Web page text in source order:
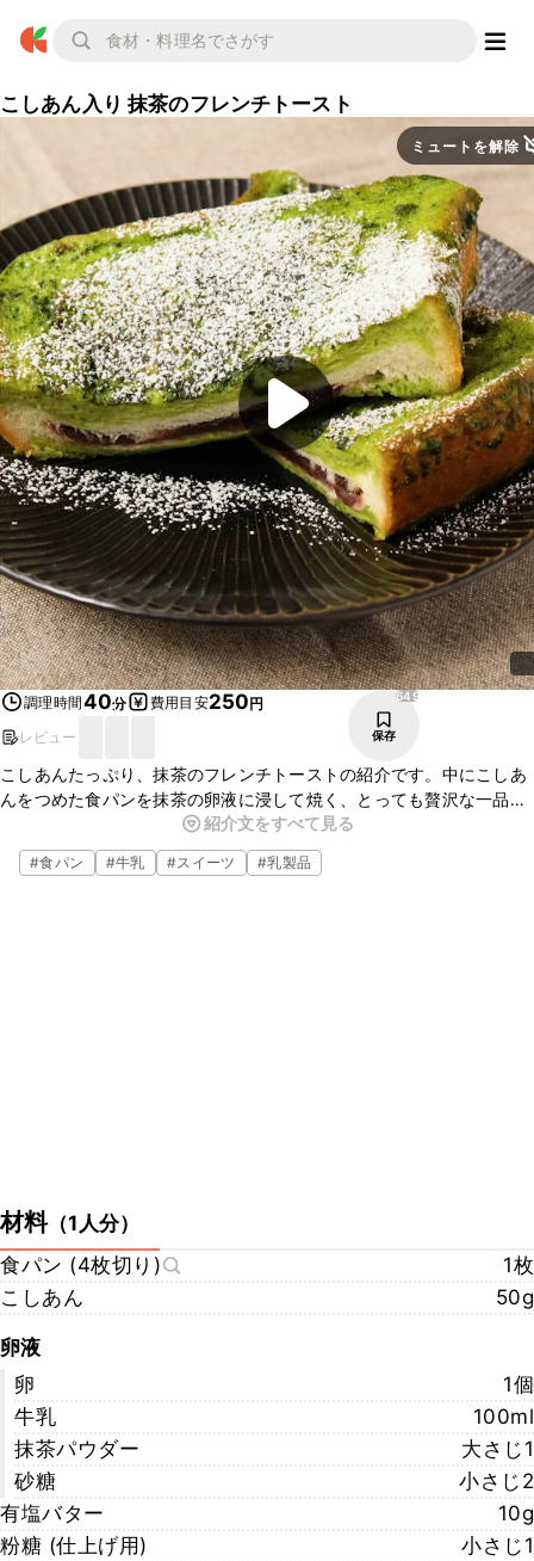
こしあん入り 抹茶のフレンチトースト
ミュートを解除
調理時間40分 費用目安250円
レビュー
649
保存
こしあんたっぷり、抹茶のフレンチトーストの紹介です。中にこしあ
んをつめた食パンを抹茶の卵液に浸して焼く、とっても贅沢な一品で
すよ。バニラアイスを添えても、おいしくいただけますよ。ぜひお試
しください。
紹介文をすべて見る
#食パン #牛乳 #スイーツ #乳製品
材料（1人分）
食パン (4枚切り)
1枚
こしあん
50g
卵液
卵
1個
牛乳
100ml
抹茶パウダー
大さじ1
砂糖
小さじ2
有塩バター
10g
粉糖 (仕上げ用)
小さじ1